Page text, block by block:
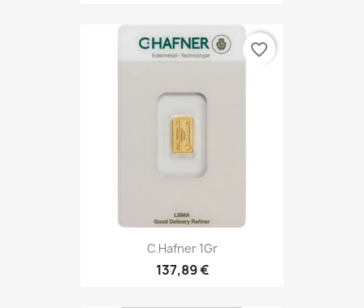
C.Hafner 1Gr
137,89 €
favorite_border